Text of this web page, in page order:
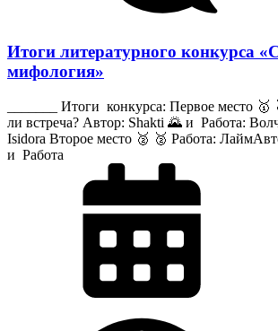
Итоги литературного конкурса
мифология»
_______ Итоги конкурса: Первое место
ли встреча? Автор: Shakti 🌄 и Работа:
Isidora Второе место 🥈 🥈 Работа:
и Работа